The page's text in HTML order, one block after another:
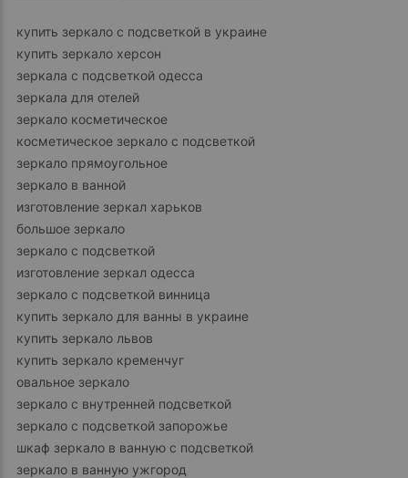
купить зеркало с подсветкой в украине
купить зеркало херсон
зеркала с подсветкой одесса
зеркала для отелей
зеркало косметическое
косметическое зеркало с подсветкой
зеркало прямоугольное
зеркало в ванной
изготовление зеркал харьков
большое зеркало
зеркало с подсветкой
изготовление зеркал одесса
зеркало с подсветкой винница
купить зеркало для ванны в украине
купить зеркало львов
купить зеркало кременчуг
овальное зеркало
зеркало с внутренней подсветкой
зеркало с подсветкой запорожье
шкаф зеркало в ванную с подсветкой
зеркало в ванную ужгород